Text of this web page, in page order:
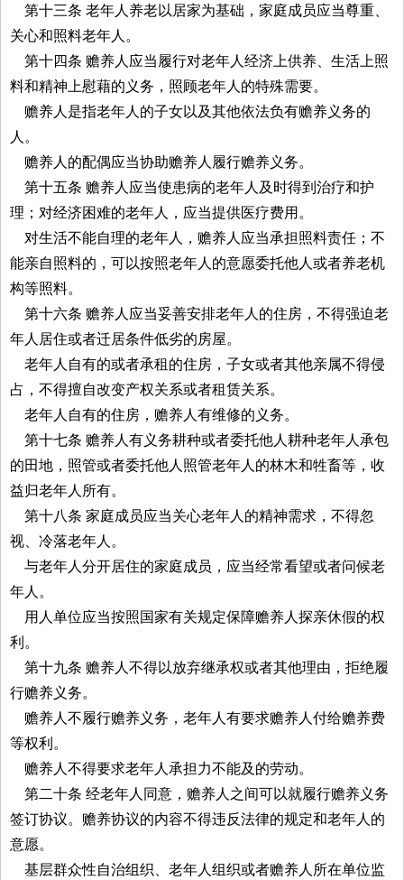
第十三条 老年人养老以居家为基础，家庭成员应当尊重、
关心和照料老年人。
第十四条 赡养人应当履行对老年人经济上供养、生活上照
料和精神上慰藉的义务，照顾老年人的特殊需要。
赡养人是指老年人的子女以及其他依法负有赡养义务的
人。
赡养人的配偶应当协助赡养人履行赡养义务。
第十五条 赡养人应当使患病的老年人及时得到治疗和护
理；对经济困难的老年人，应当提供医疗费用。
对生活不能自理的老年人，赡养人应当承担照料责任；不
能亲自照料的，可以按照老年人的意愿委托他人或者养老机
构等照料。
第十六条 赡养人应当妥善安排老年人的住房，不得强迫老
年人居住或者迁居条件低劣的房屋。
老年人自有的或者承租的住房，子女或者其他亲属不得侵
占，不得擅自改变产权关系或者租赁关系。
老年人自有的住房，赡养人有维修的义务。
第十七条 赡养人有义务耕种或者委托他人耕种老年人承包
的田地，照管或者委托他人照管老年人的林木和牲畜等，收
益归老年人所有。
第十八条 家庭成员应当关心老年人的精神需求，不得忽
视、冷落老年人。
与老年人分开居住的家庭成员，应当经常看望或者问候老
年人。
用人单位应当按照国家有关规定保障赡养人探亲休假的权
利。
第十九条 赡养人不得以放弃继承权或者其他理由，拒绝履
行赡养义务。
赡养人不履行赡养义务，老年人有要求赡养人付给赡养费
等权利。
赡养人不得要求老年人承担力不能及的劳动。
第二十条 经老年人同意，赡养人之间可以就履行赡养义务
签订协议。赡养协议的内容不得违反法律的规定和老年人的
意愿。
基层群众性自治组织、老年人组织或者赡养人所在单位监